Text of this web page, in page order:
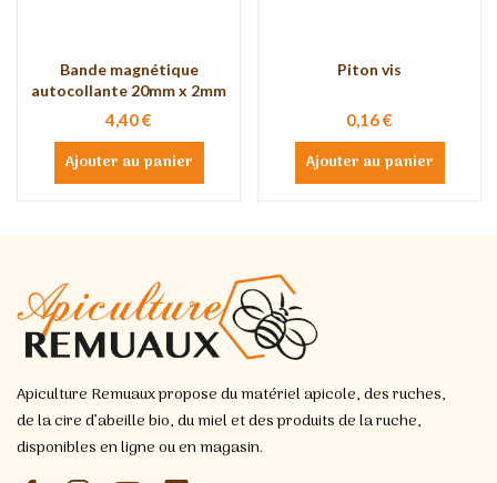
Bande magnétique
autocollante 20mm x 2mm
4,40 €
Ajouter au panier
Piton vis
0,16 €
Ajouter au panier
Apiculture Remuaux propose du matériel apicole, des ruches,
de la cire d’abeille bio, du miel et des produits de la ruche,
disponibles en ligne ou en magasin.